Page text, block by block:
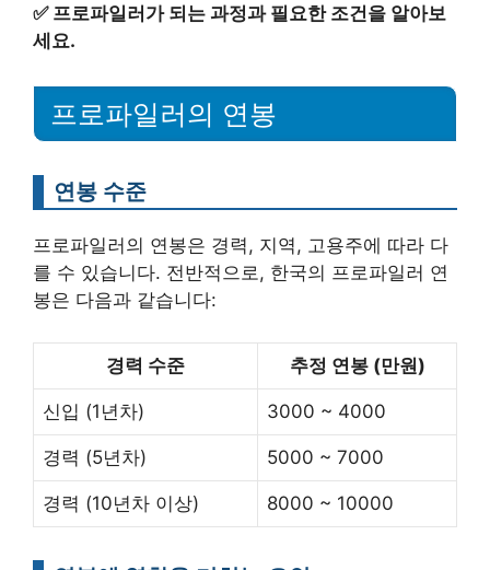
✅ 프로파일러가 되는 과정과 필요한 조건을 알아보
세요.
프로파일러의 연봉
연봉 수준
프로파일러의 연봉은 경력, 지역, 고용주에 따라 다
를 수 있습니다. 전반적으로, 한국의 프로파일러 연
봉은 다음과 같습니다:
경력 수준 추정 연봉 (만원)
신입 (1년차) 3000 ~ 4000
경력 (5년차) 5000 ~ 7000
경력 (10년차 이상) 8000 ~ 10000